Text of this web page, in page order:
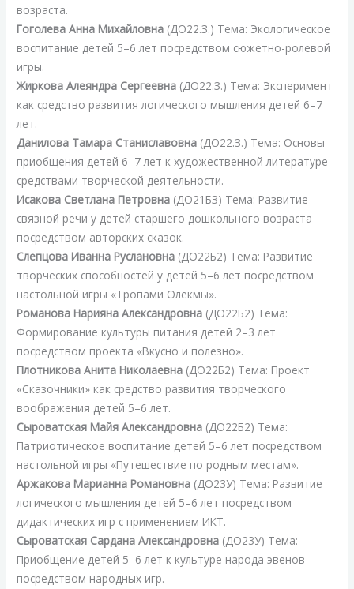
возраста.
Гоголева Анна Михайловна (ДО22.З.) Тема: Экологическое
воспитание детей 5–6 лет посредством сюжетно-ролевой
игры.
Жиркова Алеяндра Сергеевна (ДО22.З.) Тема: Эксперимент
как средство развития логического мышления детей 6–7
лет.
Данилова Тамара Станиславовна (ДО22.З.) Тема: Основы
приобщения детей 6–7 лет к художественной литературе
средствами творческой деятельности.
Исакова Светлана Петровна (ДО21БЗ) Тема: Развитие
связной речи у детей старшего дошкольного возраста
посредством авторских сказок.
Слепцова Иванна Руслановна (ДО22Б2) Тема: Развитие
творческих способностей у детей 5–6 лет посредством
настольной игры «Тропами Олекмы».
Романова Нарияна Александровна (ДО22Б2) Тема:
Формирование культуры питания детей 2–3 лет
посредством проекта «Вкусно и полезно».
Плотникова Анита Николаевна (ДО22Б2) Тема: Проект
«Сказочники» как средство развития творческого
воображения детей 5–6 лет.
Сыроватская Майя Александровна (ДО22Б2) Тема:
Патриотическое воспитание детей 5–6 лет посредством
настольной игры «Путешествие по родным местам».
Аржакова Марианна Романовна (ДО23У) Тема: Развитие
логического мышления детей 5–6 лет посредством
дидактических игр с применением ИКТ.
Сыроватская Сардана Александровна (ДО23У) Тема:
Приобщение детей 5–6 лет к культуре народа эвенов
посредством народных игр.